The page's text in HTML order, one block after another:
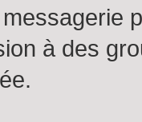
à des